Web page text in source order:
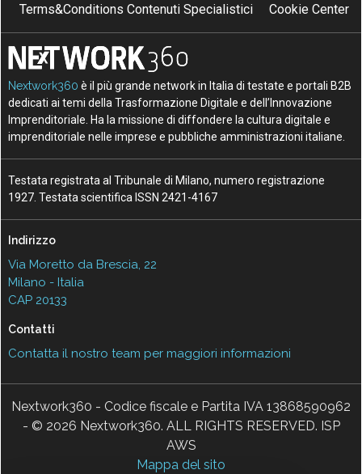
Terms&Conditions Contenuti Specialistici Cookie Center
Nextwork360 è il più grande network in Italia di testate e portali B2B
dedicati ai temi della Trasformazione Digitale e dell’Innovazione
Imprenditoriale. Ha la missione di diffondere la cultura digitale e
imprenditoriale nelle imprese e pubbliche amministrazioni italiane.
Testata registrata al Tribunale di Milano, numero registrazione
1927. Testata scientifica ISSN 2421-4167
Indirizzo
Via Moretto da Brescia, 22
Milano - Italia
CAP 20133
Contatti
Contatta il nostro team per maggiori informazioni
Nextwork360 - Codice fiscale e Partita IVA 13868590962
- © 2026 Nextwork360. ALL RIGHTS RESERVED. ISP
AWS
Mappa del sito